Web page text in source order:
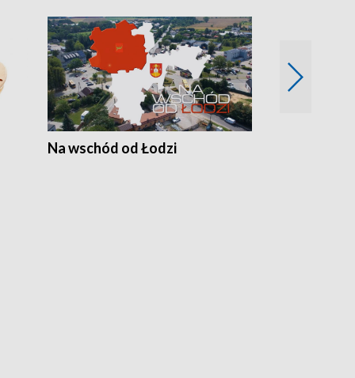
Na wschód od Łodzi